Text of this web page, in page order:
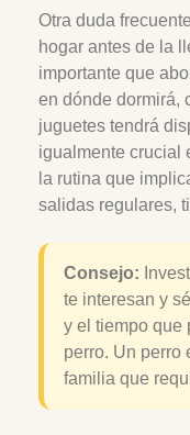
Otra duda
hogar antes de la
importante que
en dónde dormirá,
juguetes tendrá
igualmente crucial
la rutina que
salidas regulares,
Consejo:
te interesan y
y el tiempo que
perro. Un perro
familia que